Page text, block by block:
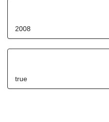
2008
true